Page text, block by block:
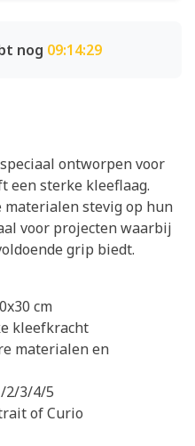
nog 09:14:29
ontworpen voor
een sterke kleeflaag.
stevig op hun
voor projecten waarbij
grip biedt.
cm
kleefkracht
materialen en
2/3/4/5
of Curio